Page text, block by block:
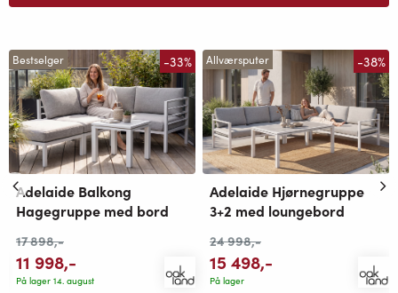
Bestselger -33%
Adelaide Balkong
Hagegruppe med bord
17 898,-
11 998,-
På lager 14. august
Allværsputer -38%
Adelaide Hjørnegruppe
3+2 med loungebord
24 998,-
15 498,-
På lager